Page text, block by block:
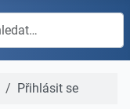
Přihlásit se